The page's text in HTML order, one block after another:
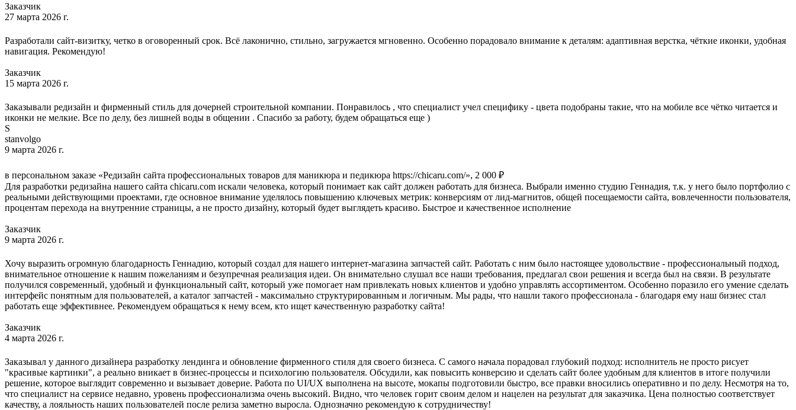
Заказчик
27 марта 2026 г.
Разработали сайт-визитку, четко в оговоренный срок. Всё лаконично, стильно, загружается мгновенно. Особенно порадовало внимание к деталям: адаптивная верстка, чёткие иконки, удобная
навигация. Рекомендую!
Заказчик
15 марта 2026 г.
Заказывали редизайн и фирменный стиль для дочерней строительной компании. Понравилось , что специалист учел специфику - цвета подобраны такие, что на мобиле все чётко читается и
иконки не мелкие. Все по делу, без лишней воды в общении . Спасибо за работу, будем обращаться еще )
S
stanvolgo
9 марта 2026 г.
в персональном заказе «Редизайн сайта профессиональных товаров для маникюра и педикюра https://chicaru.com/», 2 000 ₽
Для разработки редизайна нашего сайта chicaru.com искали человека, который понимает как сайт должен работать для бизнеса. Выбрали именно студию Геннадия, т.к. у него было портфолио с
реальными действующими проектами, где основное внимание уделялось повышению ключевых метрик: конверсиям от лид-магнитов, общей посещаемости сайта, вовлеченности пользователя,
процентам перехода на внутренние страницы, а не просто дизайну, который будет выглядеть красиво. Быстрое и качественное исполнение
Заказчик
9 марта 2026 г.
Хочу выразить огромную благодарность Геннадию, который создал для нашего интернет-магазина запчастей сайт. Работать с ним было настоящее удовольствие - профессиональный подход,
внимательное отношение к нашим пожеланиям и безупречная реализация идеи. Он внимательно слушал все наши требования, предлагал свои решения и всегда был на связи. В результате
получился современный, удобный и функциональный сайт, который уже помогает нам привлекать новых клиентов и удобно управлять ассортиментом. Особенно поразило его умение сделать
интерфейс понятным для пользователей, а каталог запчастей - максимально структурированным и логичным. Мы рады, что нашли такого профессионала - благодаря ему наш бизнес стал
работать еще эффективнее. Рекомендуем обращаться к нему всем, кто ищет качественную разработку сайта!
Заказчик
4 марта 2026 г.
Заказывал у данного дизайнера разработку лендинга и обновление фирменного стиля для своего бизнеса. С самого начала порадовал глубокий подход: исполнитель не просто рисует
"красивые картинки", а реально вникает в бизнес-процессы и психологию пользователя. Обсудили, как повысить конверсию и сделать сайт более удобным для клиентов в итоге получили
решение, которое выглядит современно и вызывает доверие. Работа по UI/UX выполнена на высоте, мокапы подготовили быстро, все правки вносились оперативно и по делу. Несмотря на то,
что специалист на сервисе недавно, уровень профессионализма очень высокий. Видно, что человек горит своим делом и нацелен на результат для заказчика. Цена полностью соответствует
качеству, а лояльность наших пользователей после релиза заметно выросла. Однозначно рекомендую к сотрудничеству!